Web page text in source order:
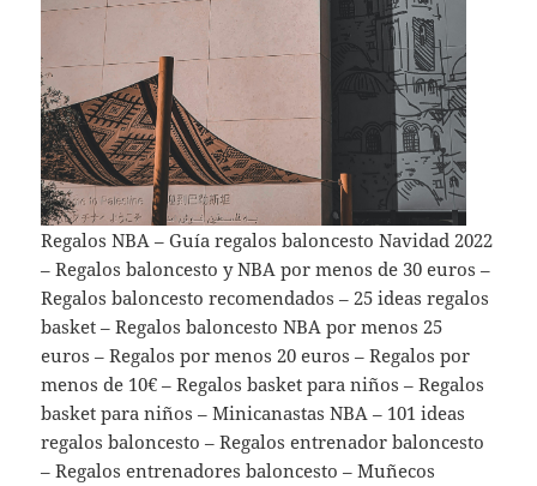
Regalos NBA – Guía regalos baloncesto Navidad 2022
– Regalos baloncesto y NBA por menos de 30 euros –
Regalos baloncesto recomendados – 25 ideas regalos
basket – Regalos baloncesto NBA por menos 25
euros – Regalos por menos 20 euros – Regalos por
menos de 10€ – Regalos basket para niños – Regalos
basket para niños – Minicanastas NBA – 101 ideas
regalos baloncesto – Regalos entrenador baloncesto
– Regalos entrenadores baloncesto – Muñecos